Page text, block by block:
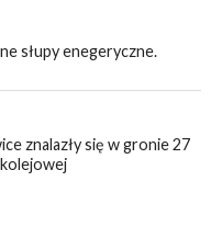
słupy enegeryczne.
znalazły się w gronie 27
Policji w